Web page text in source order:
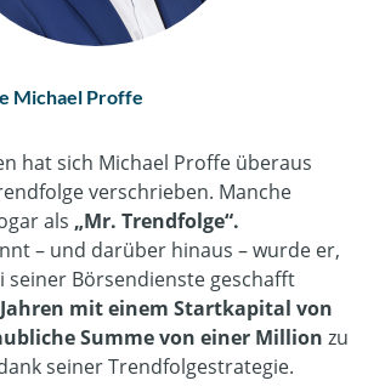
Michael Proffe
hat sich Michael Proffe überaus
verschrieben. Manche
als „Mr. Trendfolge“.
– und darüber hinaus – wurde er,
seiner Börsendienste geschafft
mit einem Startkapital von
Summe von einer Million zu
seiner Trendfolgestrategie.